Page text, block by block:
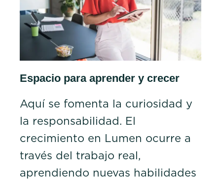
Espacio para aprender y crecer
Aquí se fomenta la curiosidad y
la responsabilidad. El
crecimiento en Lumen ocurre a
través del trabajo real,
aprendiendo nuevas habilidades